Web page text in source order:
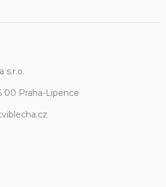
s.r.o.
00 Praha-Lipence